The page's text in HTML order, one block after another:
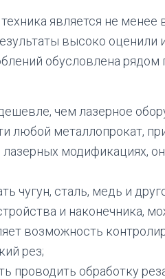
является не менее
высоко
обусловлена
чем лазерное
любой металлопрокат,
модификациях,
чугун, сталь, медь и
и наконечника,
возможность
рез;
проводить обработку